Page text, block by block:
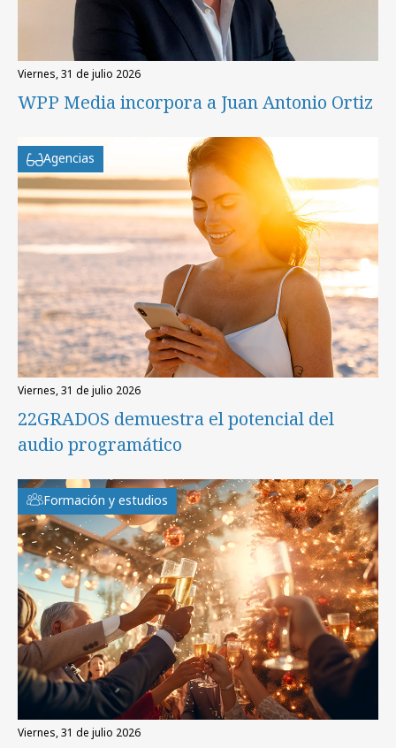
viernes, 31 de julio 2026
WPP Media incorpora a Juan Antonio Ortiz
Agencias
viernes, 31 de julio 2026
22GRADOS demuestra el potencial del
audio programático
Formación y estudios
viernes, 31 de julio 2026